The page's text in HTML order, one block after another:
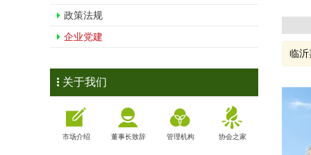
政策法规
企业党建
关于我们
市场介绍 董事长致辞 管理机构 协会之家
临沂